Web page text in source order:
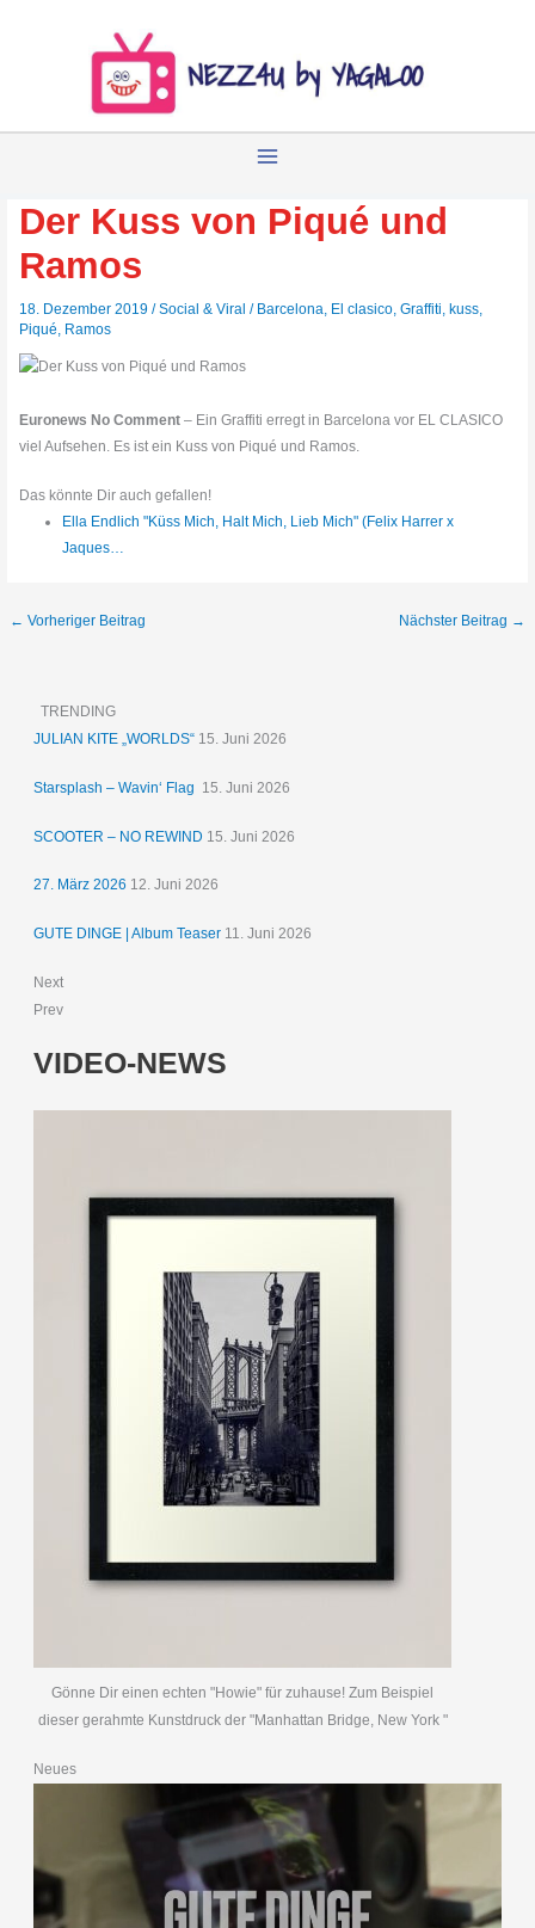
Der Kuss von Piqué und
Ramos
18. Dezember 2019/Social & Viral / Barcelona, El clasico,Graffiti,kuss,
Piqué, Ramos
Euronews No Comment – Ein Graffiti erregt in Barcelona vor EL CLASICO
viel Aufsehen. Es ist ein Kuss von Piqué und Ramos.
Das könnte Dir auch gefallen!
Ella Endlich "Küss Mich, Halt Mich, Lieb Mich" (Felix Harrer x
Jaques…
← Vorheriger Beitrag Nächster Beitrag →
TRENDING
JULIAN KITE „WORLDS“ 15. Juni 2026
Starsplash – Wavin‘ Flag 15. Juni 2026
SCOOTER – NO REWIND 15. Juni 2026
27. März 2026 12. Juni 2026
GUTE DINGE | Album Teaser 11. Juni 2026
Next
Prev
VIDEO-NEWS
Gönne Dir einen echten "Howie" für zuhause! Zum Beispiel
dieser gerahmte Kunstdruck der "Manhattan Bridge, New York "
Neues